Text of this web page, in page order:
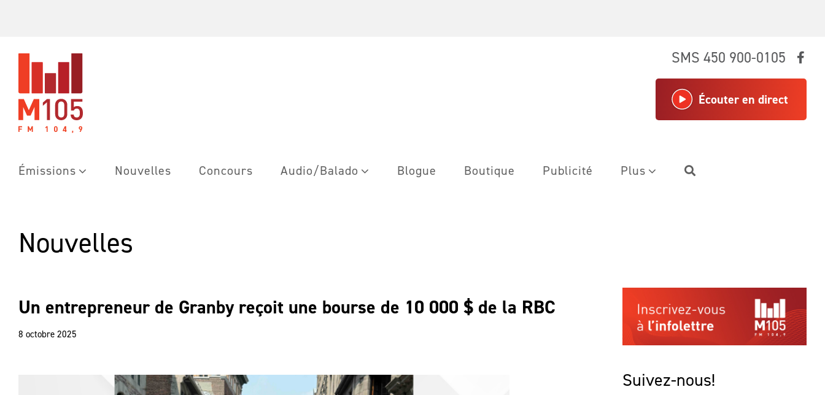
SMS 450 900-0105
Écouter en direct
Émissions Nouvelles Concours Audio/Balado Blogue Boutique Publicité Plus
Nouvelles
Un entrepreneur de Granby reçoit une bourse de 10 000 $ de la RBC
8 octobre 2025
Suivez-nous!